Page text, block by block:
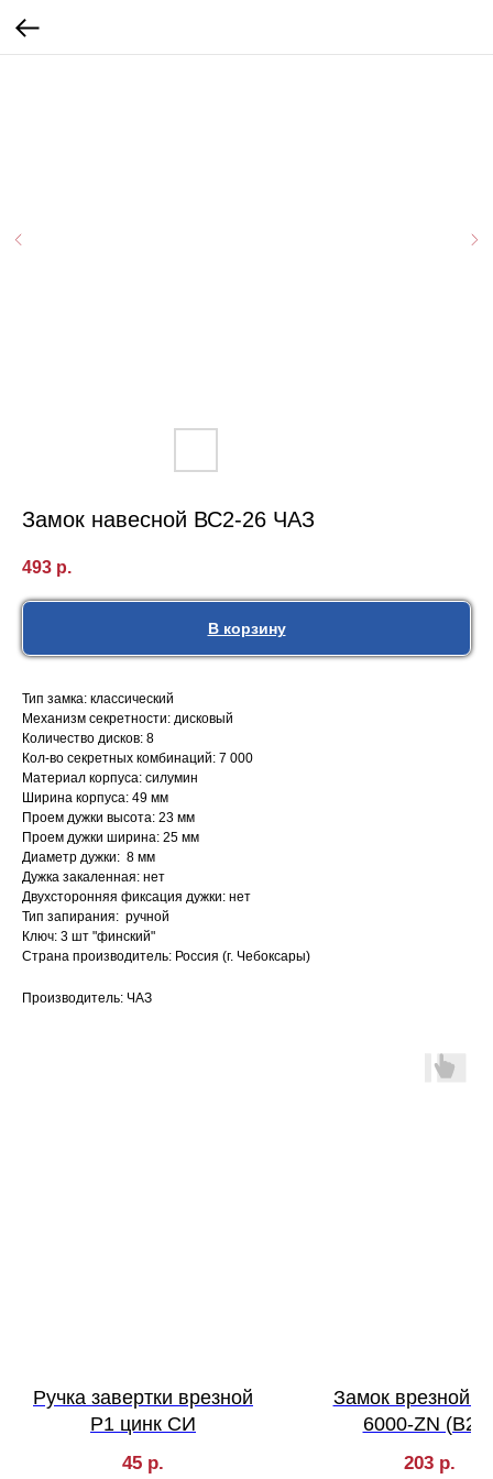
Замок навесной ВС2-26 ЧАЗ
493 р.
В корзину
Тип замка: классический
Механизм секретности: дисковый
Количество дисков: 8
Кол-во секретных комбинаций: 7 000
Материал корпуса: силумин
Ширина корпуса: 49 мм
Проем дужки высота: 23 мм
Проем дужки ширина: 25 мм
Диаметр дужки: 8 мм
Дужка закаленная: нет
Двухсторонняя фиксация дужки: нет
Тип запирания: ручной
Ключ: 3 шт "финский"
Страна производитель: Россия (г. Чебоксары)
Производитель: ЧАЗ
Ручка завертки врезной
Р1 цинк СИ
45 р.
Замок врезной
6000-ZN
203 р.